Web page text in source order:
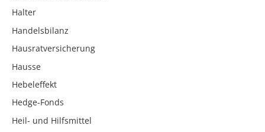
Halter
Handelsbilanz
Hausratversicherung
Hausse
Hebeleffekt
Hedge-Fonds
Heil- und Hilfsmittel